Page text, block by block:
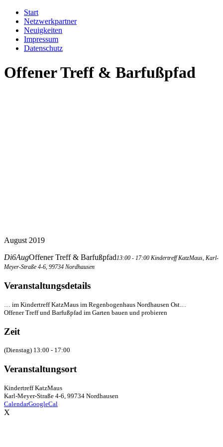
Start
Netzwerkpartner
Neuigkeiten
Impressum
Datenschutz
Offener Treff & Barfußpfad
August 2019
Di6AugOffener Treff & Barfußpfad13:00 - 17:00 Kindertreff KatzMaus, Karl-
Meyer-Straße 4-6, 99734 Nordhausen
Veranstaltungsdetails
… im Kindertreff KatzMaus im Regenbogenhaus Nordhausen Ost…
Offener Treff und Barfußpfad im Garten bauen und probieren
Zeit
(Dienstag) 13:00 - 17:00
Veranstaltungsort
Kindertreff KatzMaus
Karl-Meyer-Straße 4-6, 99734 Nordhausen
CalendarGoogleCal
X